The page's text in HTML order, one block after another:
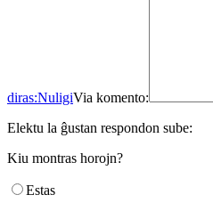
diras:NuligiVia komento:
Elektu la ĝustan respondon sube:
Kiu montras horojn?
Estas